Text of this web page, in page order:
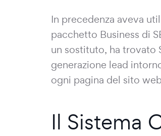
In precedenza aveva
pacchetto Business di
un sostituto, ha trovato
generazione lead
ogni pagina del sito
Il Sistema